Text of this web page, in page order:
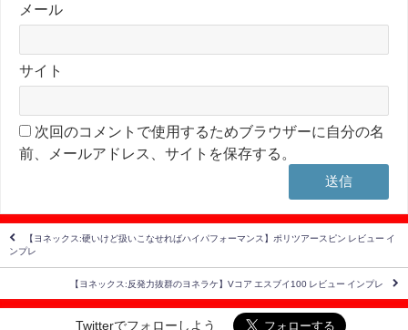
メール
サイト
次回のコメントで使用するためブラウザーに自分の名
前、メールアドレス、サイトを保存する。
【ヨネックス:硬いけど扱いこなせればハイパフォーマンス】ポリツアースピン レビュー イ
ンプレ
【ヨネックス:反発力抜群のヨネラケ】Vコア エスブイ100 レビュー インプレ
Twitterでフォローしよう